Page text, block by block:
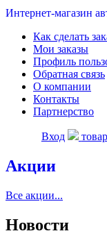
Интернет-магазин
Как сделать
Мои заказы
Профиль
Обратная связь
О компании
Контакты
Партнерство
Вход
Акции
Все акции...
Новости